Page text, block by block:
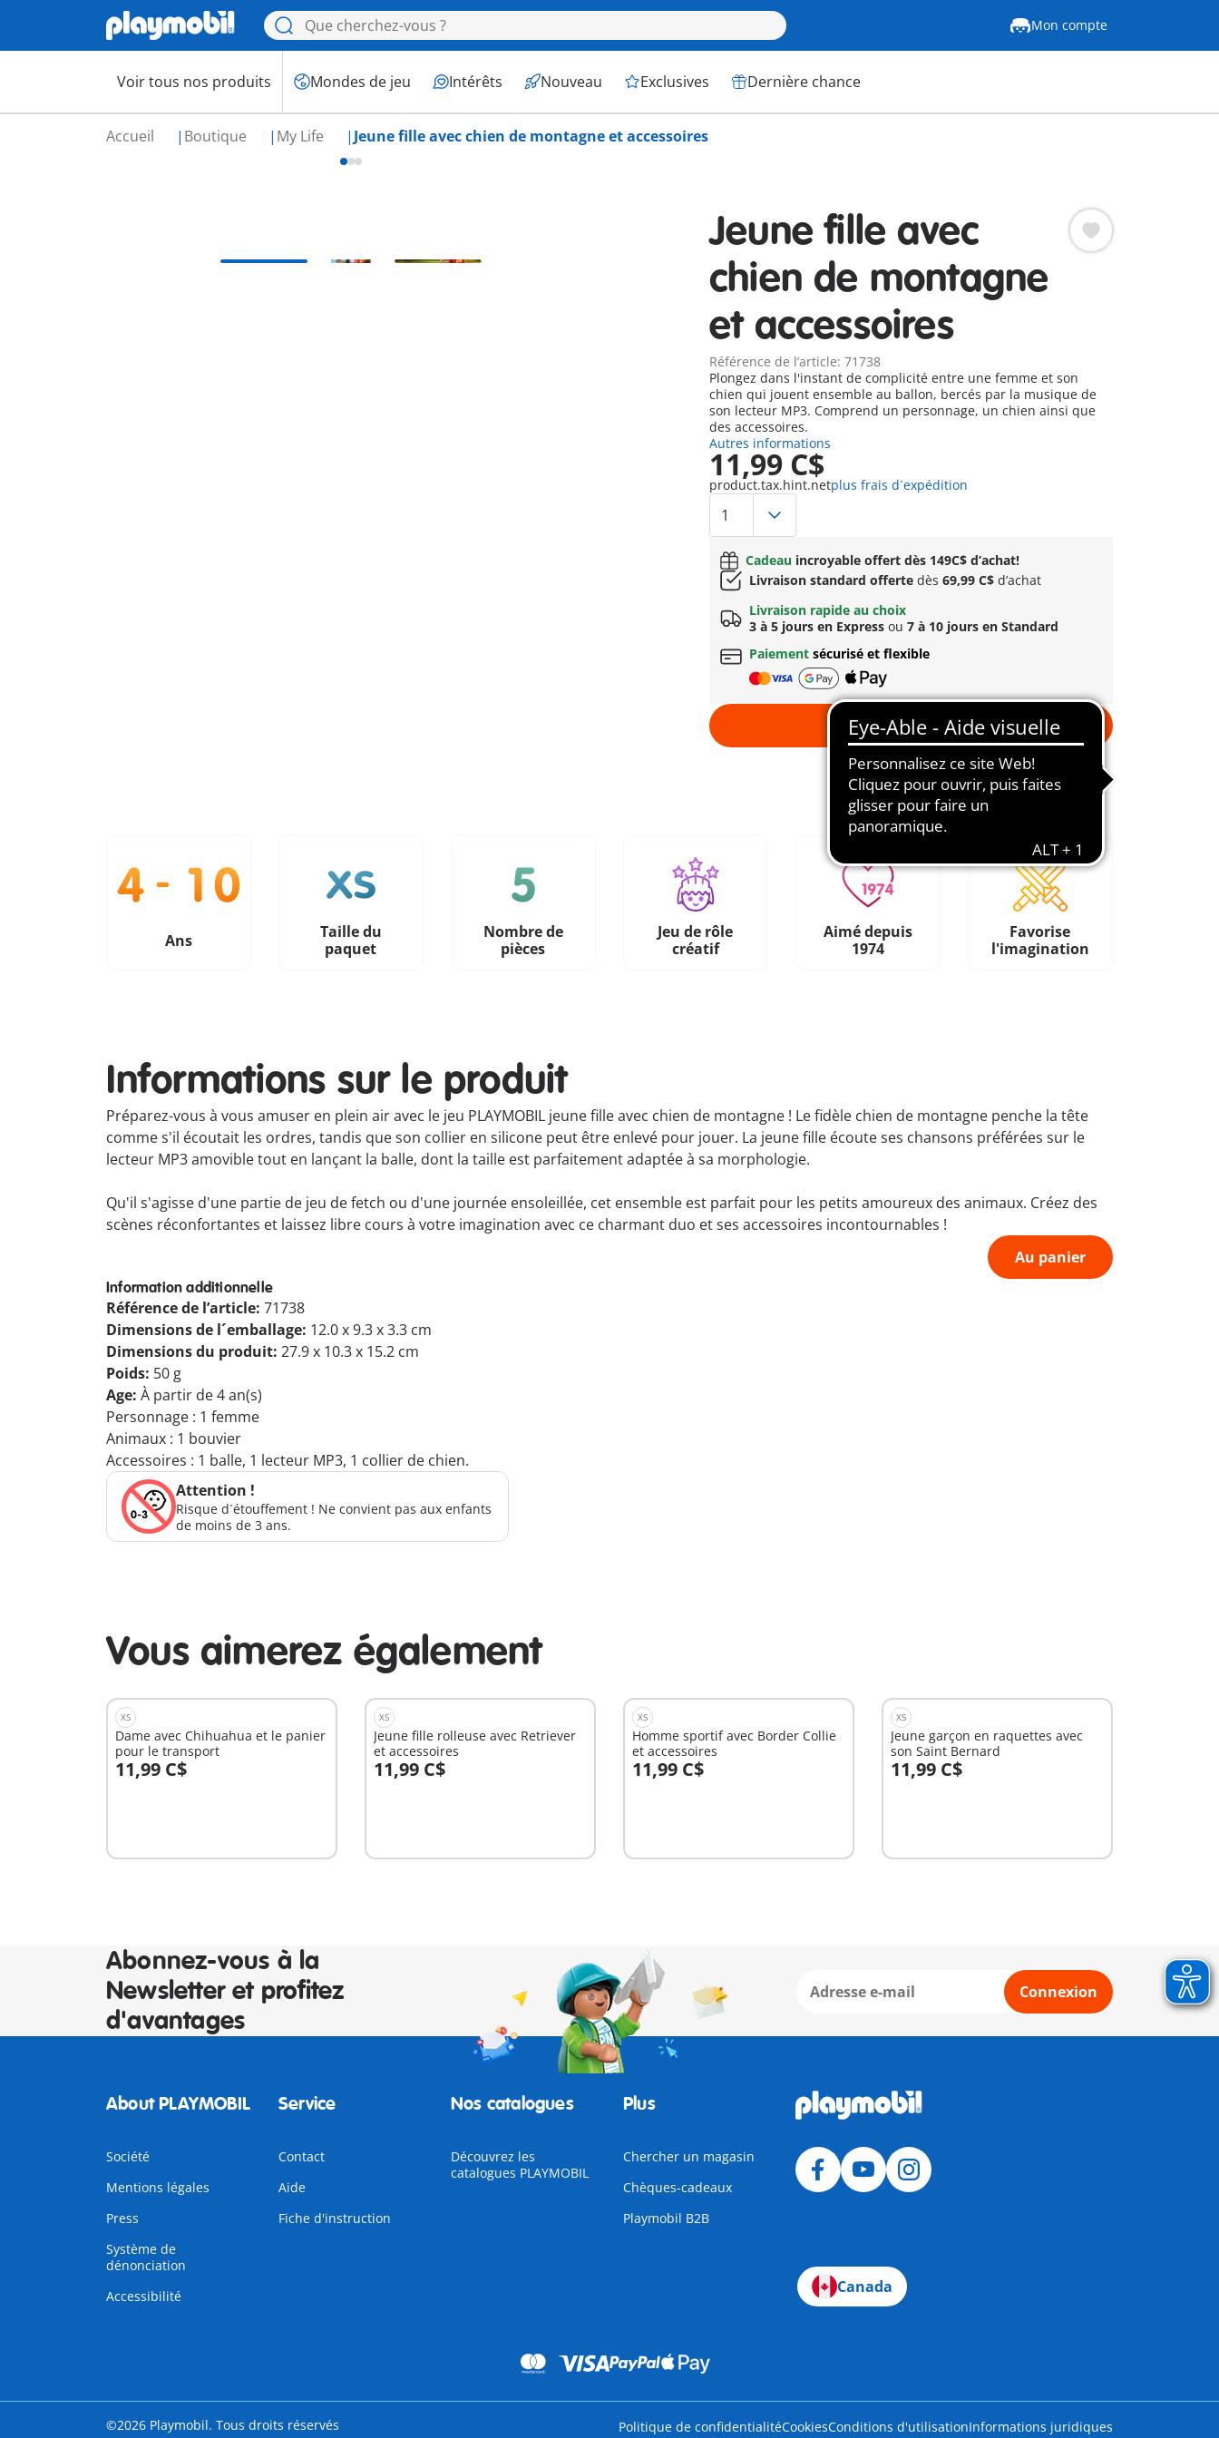
Mon compte
Voir tous nos produits Mondes de jeu Intérêts Nouveau Exclusives Dernière chance
Accueil Boutique My Life Jeune fille avec chien de montagne et accessoires
Jeune fille avec
chien de montagne
et accessoires
Référence de l’article: 71738
Plongez dans l'instant de complicité entre une femme et son
chien qui jouent ensemble au ballon, bercés par la musique de
son lecteur MP3. Comprend un personnage, un chien ainsi que
des accessoires.
Autres informations
11,99 C$
product.tax.hint.netplus frais d´expédition
Cadeauincroyable offert dès 149C$ d’achat!
Livraison standard offerte dès 69,99 C$d’achat
Livraison rapide au choix
3 à 5 jours en Expressou 7 à 10 jours en Standard
Paiement sécurisé et flexible
Au panier
Ans
Taille du
paquet
Nombre de
pièces
Jeu de rôle
créatif
Aimé depuis
1974
Favorise
l'imagination
Informations sur le produit
Préparez-vous à vous amuser en plein air avec le jeu PLAYMOBIL jeune fille avec chien de montagne ! Le fidèle chien de montagne penche la tête
comme s'il écoutait les ordres, tandis que son collier en silicone peut être enlevé pour jouer. La jeune fille écoute ses chansons préférées sur le
lecteur MP3 amovible tout en lançant la balle, dont la taille est parfaitement adaptée à sa morphologie.
Qu'il s'agisse d'une partie de jeu de fetch ou d'une journée ensoleillée, cet ensemble est parfait pour les petits amoureux des animaux. Créez des
scènes réconfortantes et laissez libre cours à votre imagination avec ce charmant duo et ses accessoires incontournables !
Au panier
Information additionnelle
Référence de l’article: 71738
Dimensions de l´emballage: 12.0 x 9.3 x 3.3 cm
Dimensions du produit: 27.9 x 10.3 x 15.2 cm
Poids: 50 g
Age: À partir de 4 an(s)
Personnage : 1 femme
Animaux : 1 bouvier
Accessoires : 1 balle, 1 lecteur MP3, 1 collier de chien.
Attention !
Risque d´étouffement ! Ne convient pas aux enfants
de moins de 3 ans.
Vous aimerez également
XS
Dame avec Chihuahua et le panier
pour le transport
11,99 C$
Au panier
XS
Jeune fille rolleuse avec Retriever
et accessoires
11,99 C$
Au panier
XS
Homme sportif avec Border Collie
et accessoires
11,99 C$
Au panier
XS
Jeune garçon en raquettes avec
son Saint Bernard
11,99 C$
Au panier
Abonnez-vous à la
Newsletter et profitez
d'avantages
Connexion
About PLAYMOBIL
Société
Mentions légales
Press
Système de
dénonciation
Accessibilité
Service
Contact
Aide
Fiche d'instruction
Nos catalogues
Découvrez les
catalogues PLAYMOBIL
Plus
Chercher un magasin
Chèques-cadeaux
Playmobil B2B
Canada
©2026 Playmobil. Tous droits réservés Politique de confidentialitéCookiesConditions d'utilisationInformations juridiques